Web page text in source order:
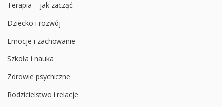
Terapia – jak zacząć
Dziecko i rozwój
Emocje i zachowanie
Szkoła i nauka
Zdrowie psychiczne
Rodzicielstwo i relacje